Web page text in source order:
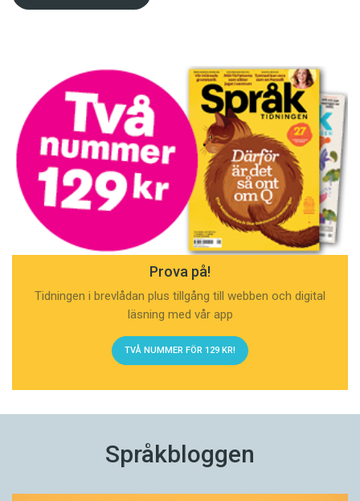
Prova på!
Tidningen i brevlådan plus tillgång till webben och digital
läsning med vår app
TVÅ NUMMER FÖR 129 KR!
Språkbloggen